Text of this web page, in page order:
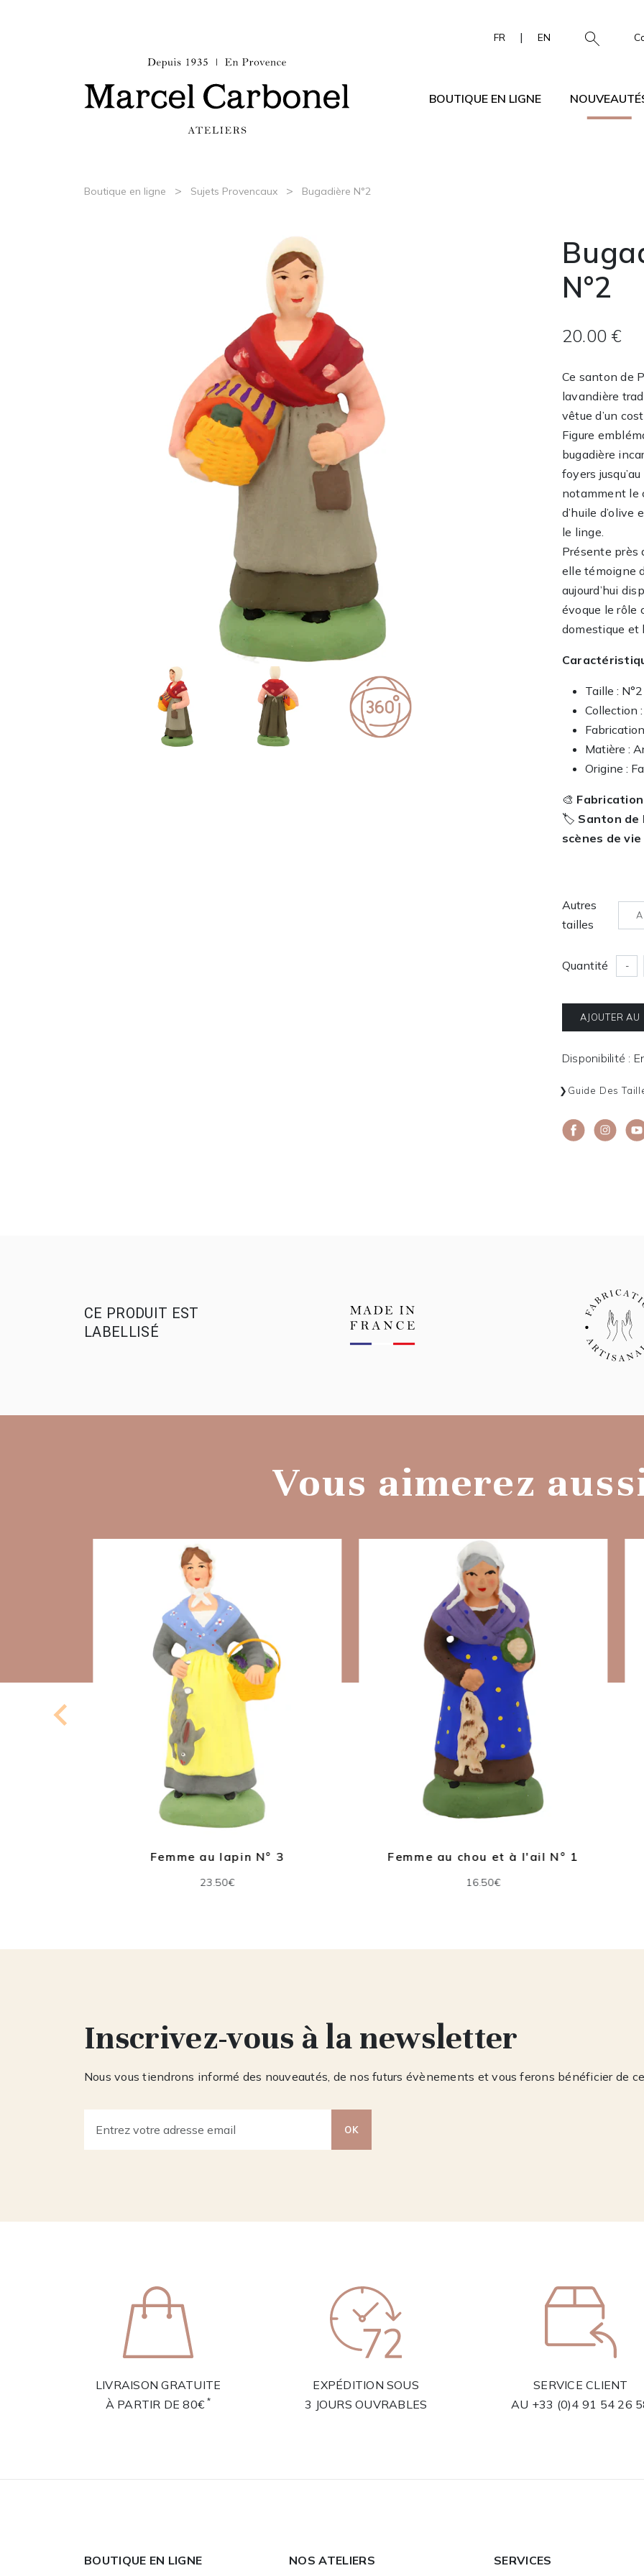
FR | EN
BOUTIQUE EN LIGNE
Boutique en ligne > Sujets Provencaux > Bugadière N°2
N°2
20.00 €
Ce santon de
lavandière
vêtue d’un
Figure
bugadière
foyers
notamment le
d’huile
le linge.
Présente près
elle témoigne
aujourd’hui
évoque le rôle
domestique et
Taille : N°2
Collection
Matière :
Origine :
🎨
🏷️ Santon de
scènes de vie
Autres
tailles
Quantité -
AJOUTER AU
Disponibilité :
Guide Des
CE PRODUIT EST
LABELLISÉ
Vous aimerez
Femme au lapin N° 3
23.50€
Femme au chou et à l'ail N° 1
16.50€
Inscrivez-vous à la newsletter
Nous vous tiendrons informé des nouveautés, de nos futurs évènements et vous ferons bénéficier de
OK
LIVRAISON GRATUITE
À PARTIR DE 80€*
EXPÉDITION SOUS
3 JOURS OUVRABLES
SERVICE CLIENT
AU +33 (0)4 91 54 26
BOUTIQUE EN LIGNE NOS ATELIERS SERVICES